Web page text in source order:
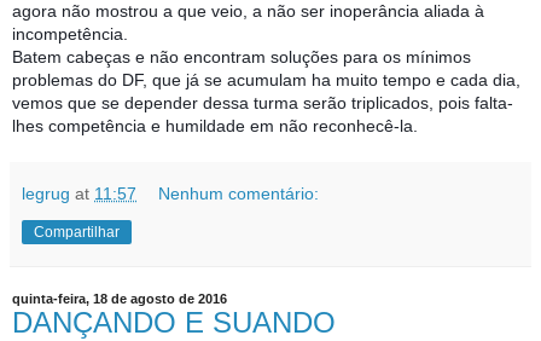
agora não mostrou a que veio, a não ser inoperância aliada à
incompetência.
Batem cabeças e não encontram soluções para os mínimos
problemas do DF, que já se acumulam ha muito tempo e cada dia,
vemos que se depender dessa turma serão triplicados, pois falta-
lhes competência e humildade em não reconhecê-la.
legrug at 11:57 Nenhum comentário:
Compartilhar
quinta-feira, 18 de agosto de 2016
DANÇANDO E SUANDO